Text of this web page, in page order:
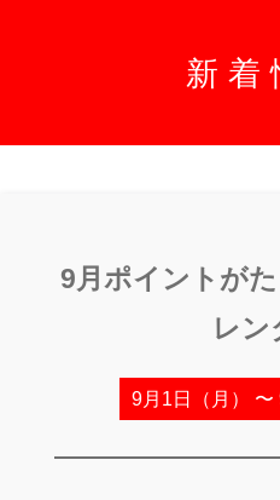
新着
9月ポイントが
レン
9月1日（月） 〜